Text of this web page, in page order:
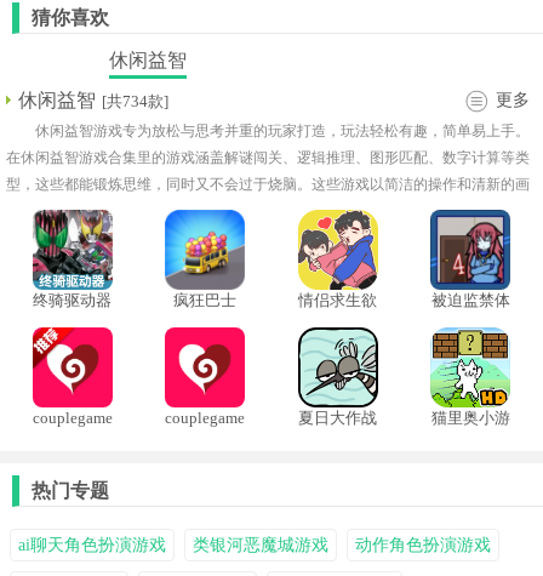
猜你喜欢
休闲益智
休闲益智 [共734款] 更多
休闲益智游戏专为放松与思考并重的玩家打造，玩法轻松有趣，简单易上手。
在休闲益智游戏合集里的游戏涵盖解谜闯关、逻辑推理、图形匹配、数字计算等类
型，这些都能锻炼思维，同时又不会过于烧脑。这些游戏以简洁的操作和清新的画
面为玩家带来极佳的舒适体验，是打发时间、放松心情的绝佳选择。
终骑驱动器
版
疯狂巴士 情侣求生欲
被迫监禁体
couplegame
couplegame
夏日大作战
猫里奥小游
热门专题
ai聊天角色扮演游戏 类银河恶魔城游戏 动作角色扮演游戏